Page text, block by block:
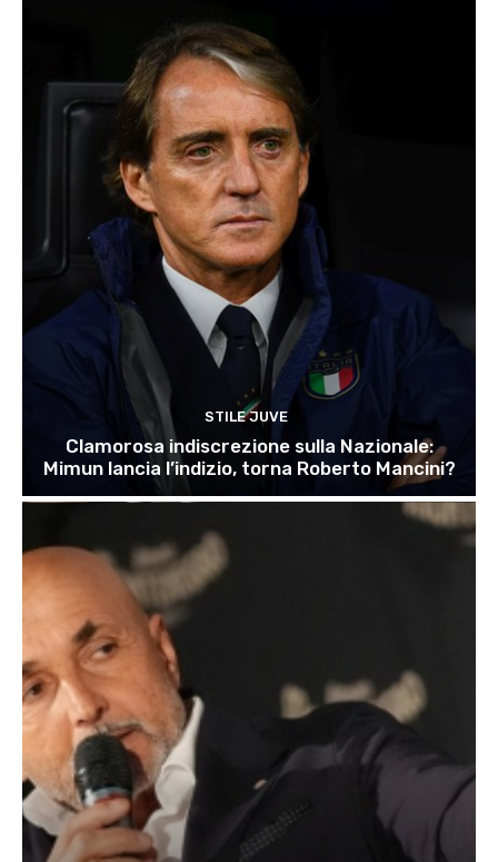
STILE JUVE
Clamorosa indiscrezione sulla Nazionale:
Mimun lancia l’indizio, torna Roberto Mancini?